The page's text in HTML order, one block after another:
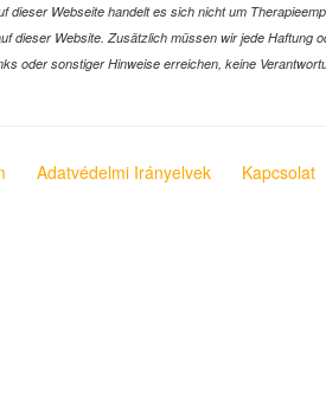
Webseite handelt es sich nicht um
dieser Website. Zusätzlich müssen wir jede Haftung
oder sonstiger Hinweise erreichen, keine
Adatvédelmi Irányelvek Kapcsolat